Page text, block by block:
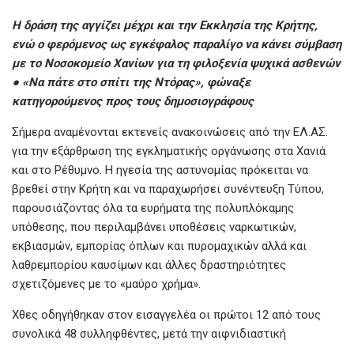
ce
b
o
o
k
tt
er
ail er at
s
A
p
p
se
n
g
er
Η δράση της αγγίζει μέχρι και την Εκκλησία της Κρήτης,
ενώ ο φερόμενος ως εγκέφαλος παραλίγο να κάνει σύμβαση
με το Νοσοκομείο Χανίων για τη φιλοξενία ψυχικά ασθενών
● «Να πάτε στο σπίτι της Ντόρας», φώναξε
κατηγορούμενος προς τους δημοσιογράφους
Σήμερα αναμένονται εκτενείς ανακοινώσεις από την ΕΛ.ΑΣ.
για την εξάρθρωση της εγκληματικής οργάνωσης στα Χανιά
και στο Ρέθυμνο. Η ηγεσία της αστυνομίας πρόκειται να
βρεθεί στην Κρήτη και να παραχωρήσει συνέντευξη Τύπου,
παρουσιάζοντας όλα τα ευρήματα της πολυπλόκαμης
υπόθεσης, που περιλαμβάνει υποθέσεις ναρκωτικών,
εκβιασμών, εμπορίας όπλων και πυρομαχικών αλλά και
λαθρεμπορίου καυσίμων και άλλες δραστηριότητες
σχετιζόμενες με το «μαύρο χρήμα».
Χθες οδηγήθηκαν στον εισαγγελέα οι πρώτοι 12 από τους
συνολικά 48 συλληφθέντες, μετά την αιφνιδιαστική